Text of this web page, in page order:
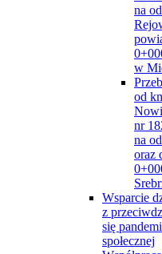
na
w
od
nr
na
oraz
Wsparcie
z
się
społecznej